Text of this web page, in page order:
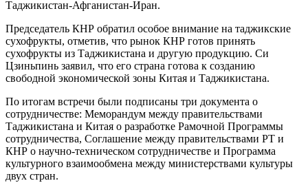
Таджикистан-Афганистан-Иран.
Председатель КНР обратил особое внимание на таджикские
сухофрукты, отметив, что рынок КНР готов принять
сухофрукты из Таджикистана и другую продукцию. Си
Цзиньпинь заявил, что его страна готова к созданию
свободной экономической зоны Китая и Таджикистана.
По итогам встречи были подписаны три документа о
сотрудничестве: Меморандум между правительствами
Таджикистана и Китая о разработке Рамочной Программы
сотрудничества, Соглашение между правительствами РТ и
КНР о научно-техническом сотрудничестве и Программа
культурного взаимообмена между министерствами культуры
двух стран.